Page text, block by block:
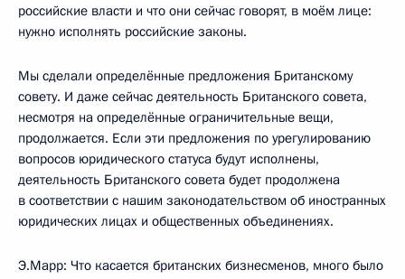
российские власти и что они сейчас говорят, в моём лице:
нужно исполнять российские законы.
Мы сделали определённые предложения Британскому
совету. И даже сейчас деятельность Британского совета,
несмотря на определённые ограничительные вещи,
продолжается. Если эти предложения по урегулированию
вопросов юридического статуса будут исполнены,
деятельность Британского совета будет продолжена
в соответствии с нашим законодательством об иностранных
юридических лицах и общественных объединениях.
Э.Марр: Что касается британских бизнесменов, много было